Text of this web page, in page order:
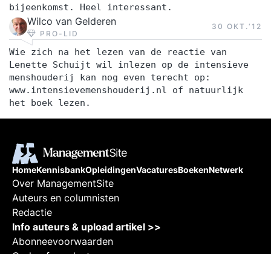
bijeenkomst. Heel interessant.
Wilco van Gelderen
PRO-LID
30 OKT.‘12
Wie zich na het lezen van de reactie van
Lenette Schuijt wil inlezen op de intensieve
menshouderij kan nog even terecht op:
www.intensievemenshouderij.nl of natuurlijk
het boek lezen.
HomeKennisbankOpleidingenVacaturesBoekenNetwerk
Over ManagementSite
Auteurs en columnisten
Redactie
Info auteurs & upload artikel >>
Abonneevoorwaarden